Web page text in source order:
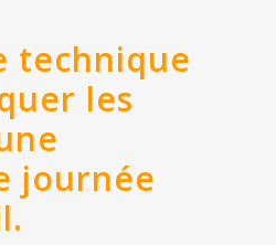
technique
les
journée